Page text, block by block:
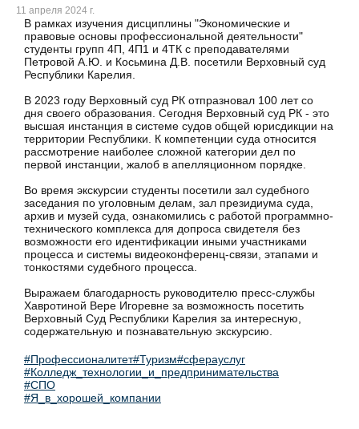
11 апреля 2024 г.
В рамках изучения дисциплины "Экономические и
правовые основы профессиональной деятельности"
студенты групп 4П, 4П1 и 4ТК с преподавателями
Петровой А.Ю. и Косьмина Д.В. посетили Верховный суд
Республики Карелия.
В 2023 году Верховный суд РК отпразновал 100 лет со
дня своего образования. Сегодня Верховный суд РК - это
высшая инстанция в системе судов общей юрисдикции на
территории Республики. К компетенции суда относится
рассмотрение наиболее сложной категории дел по
первой инстанции, жалоб в апелляционном порядке.
Во время экскурсии студенты посетили зал судебного
заседания по уголовным делам, зал президиума суда,
архив и музей суда, ознакомились с работой программно-
технического комплекса для допроса свидетеля без
возможности его идентификации иными участниками
процесса и системы видеоконференц-связи, этапами и
тонкостями судебного процесса.
Выражаем благодарность руководителю пресс-службы
Хавротиной Вере Игоревне за возможность посетить
Верховный Суд Республики Карелия за интересную,
содержательную и познавательную экскурсию.
#Профессионалитет#Туризм#сферауслуг
#Колледж_технологии_и_предпринимательства
#СПО
#Я_в_хорошей_компании